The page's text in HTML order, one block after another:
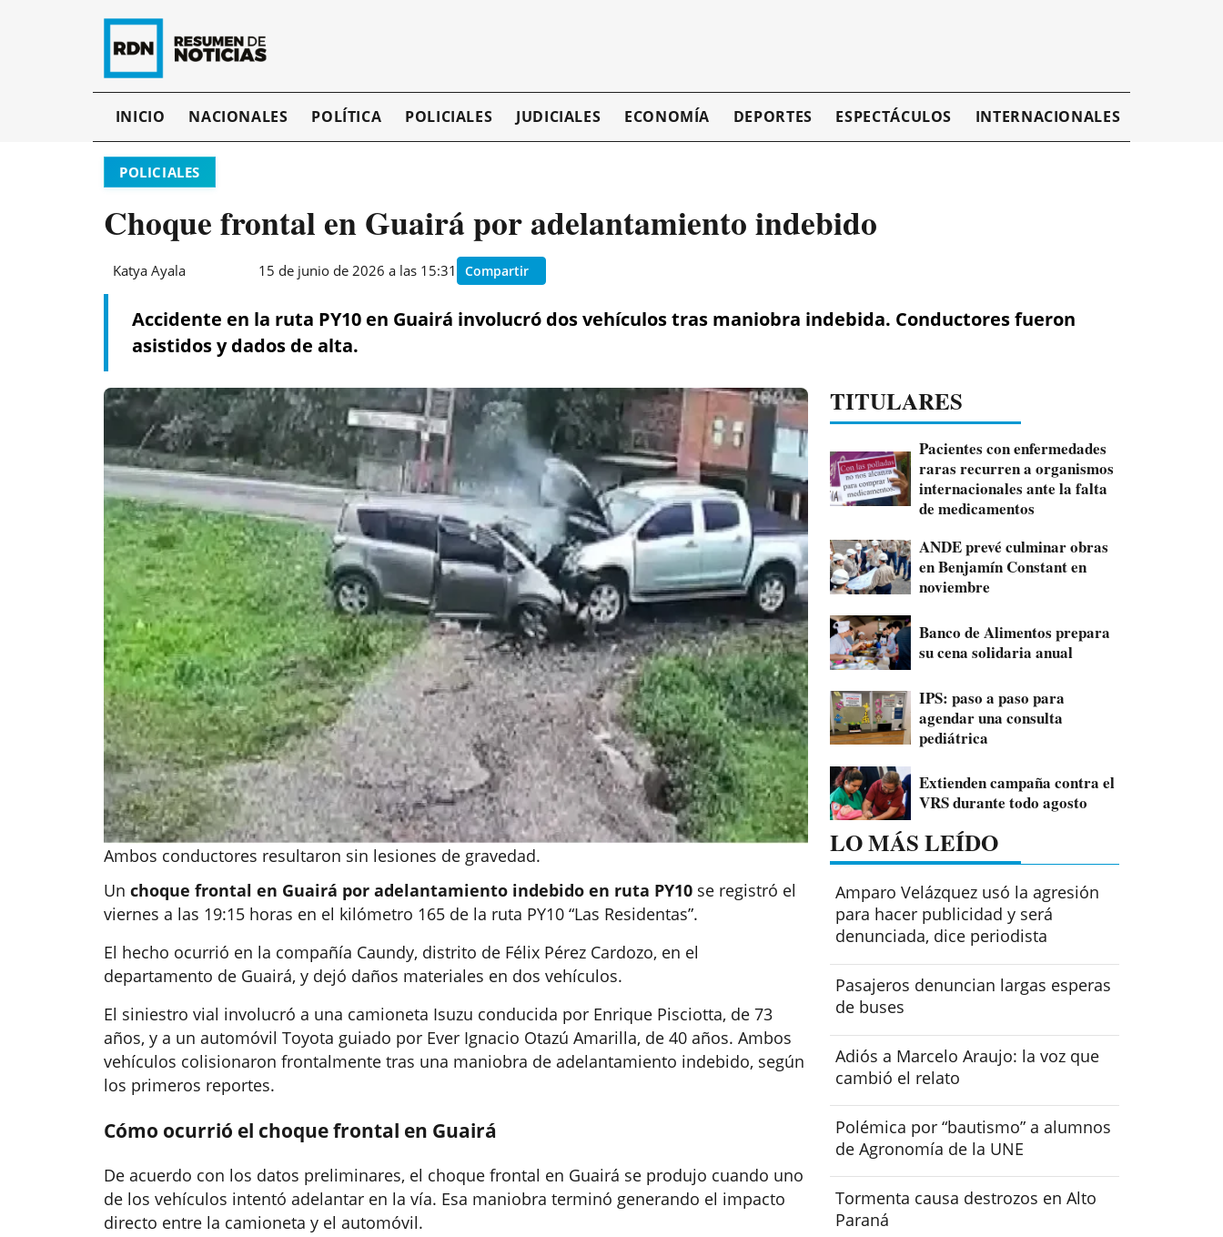
INICIO NACIONALES POLÍTICA POLICIALES JUDICIALES ECONOMÍA DEPORTES ESPECTÁCULOS INTERNACIONALES
POLICIALES
Choque frontal en Guairá por adelantamiento indebido
Katya Ayala 15 de junio de 2026 a las 15:31 Compartir
Accidente en la ruta PY10 en Guairá involucró dos vehículos tras maniobra indebida. Conductores fueron
asistidos y dados de alta.
Ambos conductores resultaron sin lesiones de gravedad.
Un choque frontal en Guairá por adelantamiento indebido en ruta PY10 se registró el
viernes a las 19:15 horas en el kilómetro 165 de la ruta PY10 “Las Residentas”.
El hecho ocurrió en la compañía Caundy, distrito de Félix Pérez Cardozo, en el
departamento de Guairá, y dejó daños materiales en dos vehículos.
El siniestro vial involucró a una camioneta Isuzu conducida por Enrique Pisciotta, de 73
años, y a un automóvil Toyota guiado por Ever Ignacio Otazú Amarilla, de 40 años. Ambos
vehículos colisionaron frontalmente tras una maniobra de adelantamiento indebido, según
los primeros reportes.
Cómo ocurrió el choque frontal en Guairá
De acuerdo con los datos preliminares, el choque frontal en Guairá se produjo cuando uno
de los vehículos intentó adelantar en la vía. Esa maniobra terminó generando el impacto
directo entre la camioneta y el automóvil.
TITULARES
Pacientes con enfermedades
raras recurren a organismos
internacionales ante la falta
de medicamentos
ANDE prevé culminar obras
en Benjamín Constant en
noviembre
Banco de Alimentos prepara
su cena solidaria anual
IPS: paso a paso para
agendar una consulta
pediátrica
Extienden campaña contra el
VRS durante todo agosto
LO MÁS LEÍDO
Amparo Velázquez usó la agresión
para hacer publicidad y será
denunciada, dice periodista
Pasajeros denuncian largas esperas
de buses
Adiós a Marcelo Araujo: la voz que
cambió el relato
Polémica por “bautismo” a alumnos
de Agronomía de la UNE
Tormenta causa destrozos en Alto
Paraná